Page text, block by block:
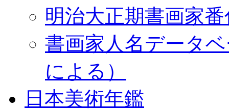
明治大正期書画家
書画家人名データ
による）
日本美術年鑑